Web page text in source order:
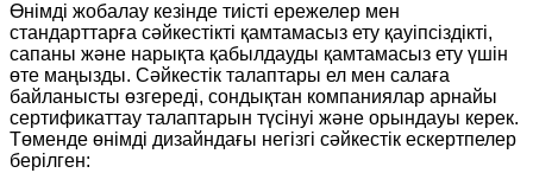
Өнімді жобалау кезінде тиісті ережелер мен
стандарттарға сәйкестікті қамтамасыз ету қауіпсіздікті,
сапаны және нарықта қабылдауды қамтамасыз ету үшін
өте маңызды. Сәйкестік талаптары ел мен салаға
байланысты өзгереді, сондықтан компаниялар арнайы
сертификаттау талаптарын түсінуі және орындауы керек.
Төменде өнімді дизайндағы негізгі сәйкестік ескертпелер
берілген: